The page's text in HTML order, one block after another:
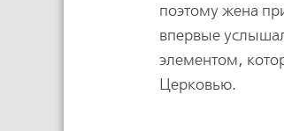
поэтому жена
впервые
элементом,
Церковью.